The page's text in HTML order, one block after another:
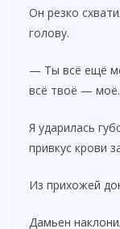
Он резко
голову.
— Ты всё ещё
всё твоё — моё.
Я ударилась
привкус крови
Из прихожей
Дамьен